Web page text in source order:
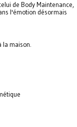
de Body Maintenance,
l'émotion désormais
la maison.